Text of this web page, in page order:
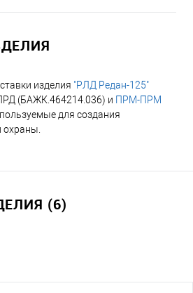
изделия "РЛД Редан-125"
(БАЖК.464214.036) и ПРМ-ПРМ
для создания
(6)